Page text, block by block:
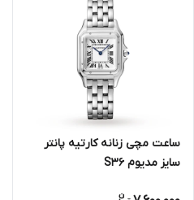
ساعت مچی زنانه کارتیه پانتر
سایز مدیوم S3۶